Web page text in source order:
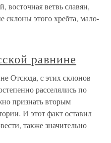
восточная ветвь славян,
склоны этого хребта, мало-
равнине
Отсюда, с этих склонов
расселялись по
признать вторым
И этот факт оставил
также значительно